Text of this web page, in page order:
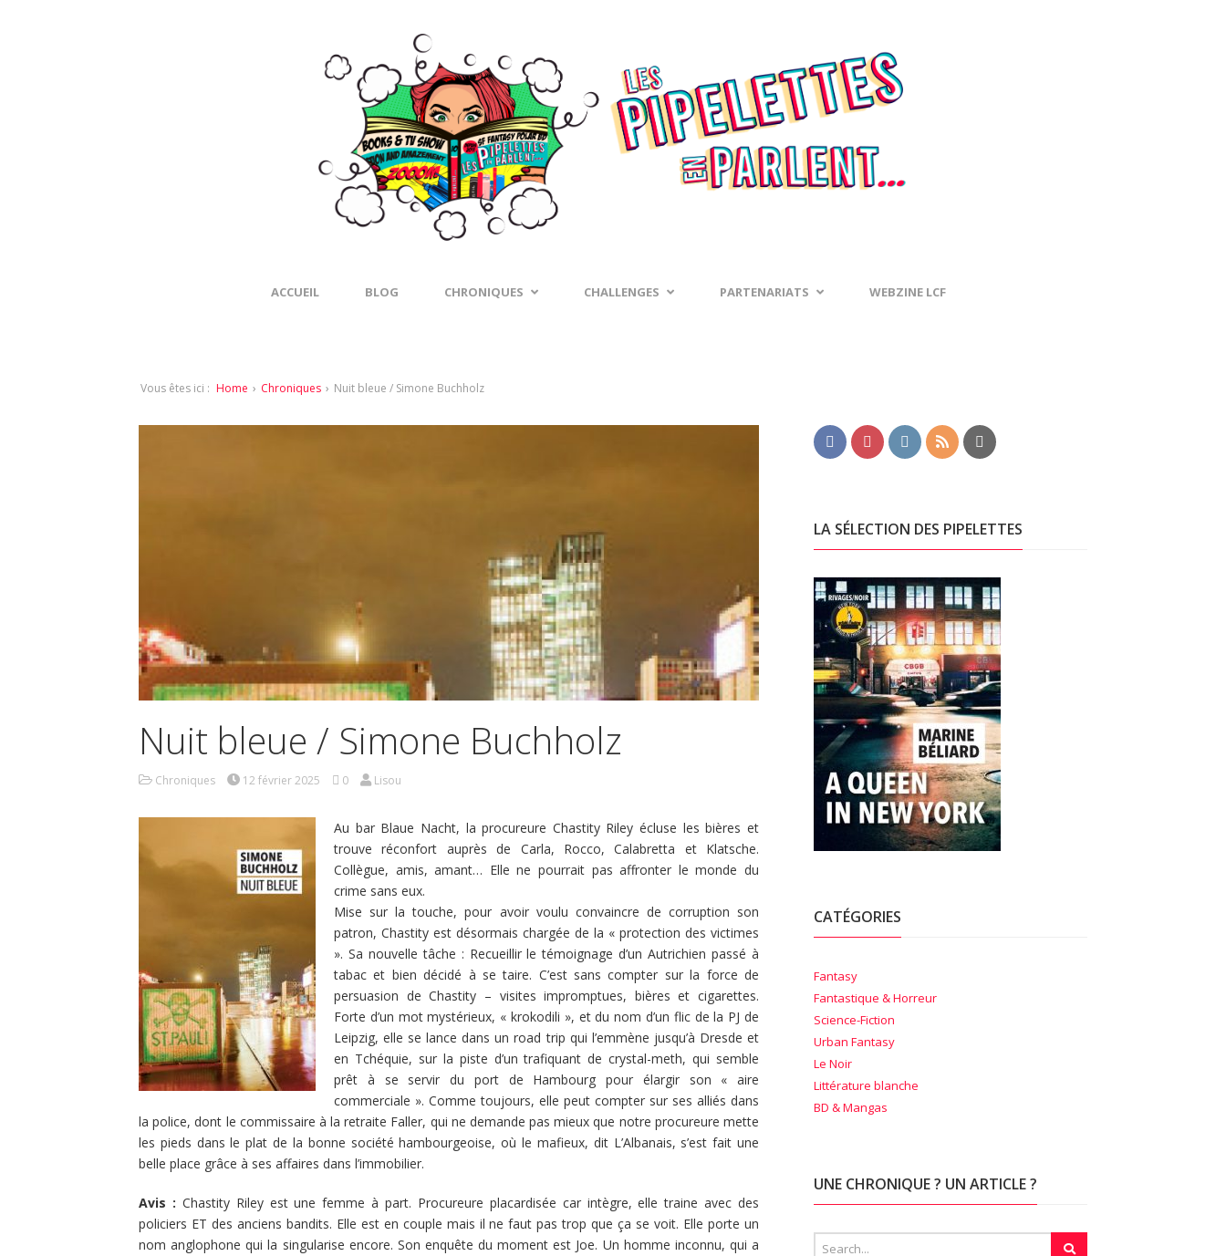
ACCUEIL BLOG CHRONIQUES CHALLENGES PARTENARIATS WEBZINE LCF
Vous êtes ici : Home › Chroniques › Nuit bleue / Simone Buchholz
Nuit bleue / Simone Buchholz
Chroniques 12 février 2025 0 Lisou
Au bar Blaue Nacht, la procureure Chastity Riley écluse les bières et
trouve réconfort auprès de Carla, Rocco, Calabretta et Klatsche.
Collègue, amis, amant… Elle ne pourrait pas affronter le monde du
crime sans eux.
Mise sur la touche, pour avoir voulu convaincre de corruption son
patron, Chastity est désormais chargée de la « protection des victimes
». Sa nouvelle tâche : Recueillir le témoignage d’un Autrichien passé à
tabac et bien décidé à se taire. C’est sans compter sur la force de
persuasion de Chastity – visites impromptues, bières et cigarettes.
Forte d’un mot mystérieux, « krokodili », et du nom d’un flic de la PJ de
Leipzig, elle se lance dans un road trip qui l’emmène jusqu’à Dresde et
en Tchéquie, sur la piste d’un trafiquant de crystal-meth, qui semble
prêt à se servir du port de Hambourg pour élargir son « aire
commerciale ». Comme toujours, elle peut compter sur ses alliés dans
la police, dont le commissaire à la retraite Faller, qui ne demande pas mieux que notre procureure mette
les pieds dans le plat de la bonne société hambourgeoise, où le mafieux, dit L’Albanais, s’est fait une
belle place grâce à ses affaires dans l’immobilier.
Avis : Chastity Riley est une femme à part. Procureure placardisée car intègre, elle traine avec des
policiers ET des anciens bandits. Elle est en couple mais il ne faut pas trop que ça se voit. Elle porte un
nom anglophone qui la singularise encore. Son enquête du moment est Joe. Un homme inconnu, qui a
LA SÉLECTION DES PIPELETTES
CATÉGORIES
Fantasy
Fantastique & Horreur
Science-Fiction
Urban Fantasy
Le Noir
Littérature blanche
BD & Mangas
UNE CHRONIQUE ? UN ARTICLE ?